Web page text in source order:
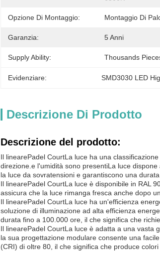
Opzione Di Montaggio: Montaggio Di
Garanzia: 5 Anni
Supply Ability: Thousands
Evidenziare: SMD3030 LED
Descrizione Di Prodotto
Descrizione del prodotto:
Il linearePadel CourtLa luce ha una
direzione.e l'umidità sono presentiLa luce
la luce da sovratensioni e garantiscono una
Il linearePadel CourtLa luce è disponibile in RAL
assicura che la luce rimanga fresca anche dopo
Il linearePadel CourtLa luce ha un'efficienza
soluzione di illuminazione ad alta efficienza
durata fino a 100.000 ore, il che significa che
Il linearePadel CourtLa luce è adatta a una vasta
la sua progettazione modulare consente una
(CRI) di oltre 80, il che significa che produce